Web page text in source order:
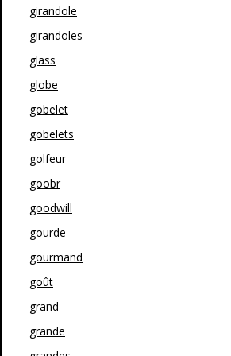
girandole
girandoles
glass
globe
gobelet
gobelets
golfeur
goobr
goodwill
gourde
gourmand
goût
grand
grande